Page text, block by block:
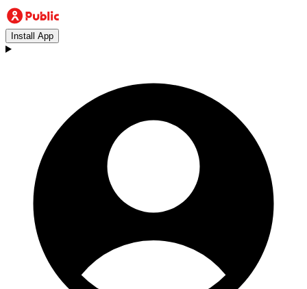
Install App